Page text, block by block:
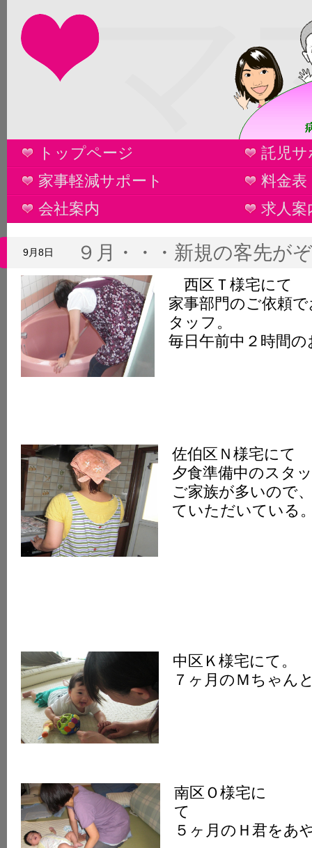
マ
トップページ
託児
家事軽減サポート
料金表
会社案内
求人案
９月・・・新規の客先が
9月8日
西区Ｔ様宅にて
家事部門のご依頼
タッフ。
毎日午前中２時間
佐伯区Ｎ様宅にて
夕食準備中のスタ
ご家族が多いので
ていただいている
中区Ｋ様宅にて。
７ヶ月のＭちゃん
南区Ｏ様宅に
５ヶ月のＨ君をあ